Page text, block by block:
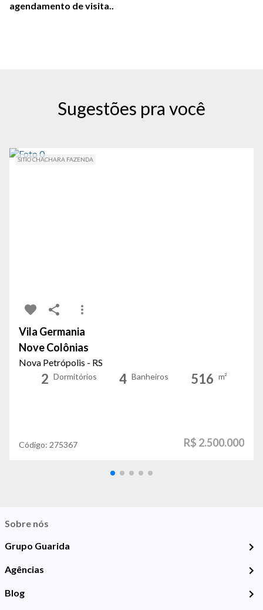
agendamento de visita..
Sugestões pra você
SITIO CHACHARA FAZENDA
Vila Germania
Nove Colônias
Nova Petrópolis - RS
2 Dormitórios 4 Banheiros 516 m²
Código: 275367 R$ 2.500.000
Sobre nós
Grupo Guarida
Agências
Blog